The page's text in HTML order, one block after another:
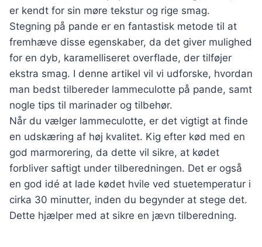
er kendt for sin møre tekstur og rige smag.
Stegning på pande er en fantastisk metode til at
fremhæve disse egenskaber, da det giver mulighed
for en dyb, karamelliseret overflade, der tilføjer
ekstra smag. I denne artikel vil vi udforske, hvordan
man bedst tilbereder lammeculotte på pande, samt
nogle tips til marinader og tilbehør.
Når du vælger lammeculotte, er det vigtigt at finde
en udskæring af høj kvalitet. Kig efter kød med en
god marmorering, da dette vil sikre, at kødet
forbliver saftigt under tilberedningen. Det er også
en god idé at lade kødet hvile ved stuetemperatur i
cirka 30 minutter, inden du begynder at stege det.
Dette hjælper med at sikre en jævn tilberedning.